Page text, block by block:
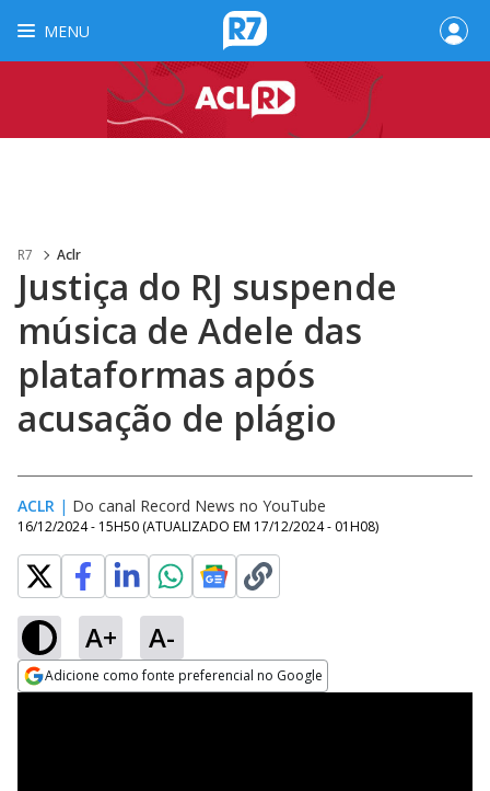
MENU
R7 Aclr
Justiça do RJ suspende
música de Adele das
plataformas após
acusação de plágio
ACLR | Do canal Record News no YouTube
16/12/2024 - 15H50 (ATUALIZADO EM 17/12/2024 - 01H08)
A+ A-
Adicione como fonte preferencial no Google